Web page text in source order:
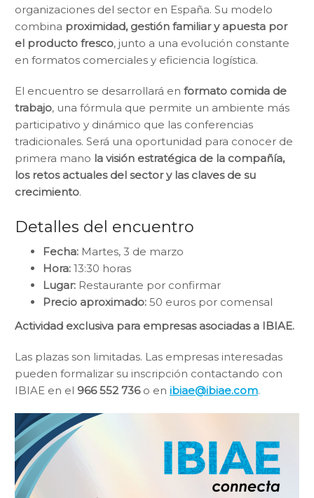
organizaciones del sector en España. Su modelo
combina proximidad, gestión familiar y apuesta por
el producto fresco, junto a una evolución constante
en formatos comerciales y eficiencia logística.
El encuentro se desarrollará en formato comida de
trabajo, una fórmula que permite un ambiente más
participativo y dinámico que las conferencias
tradicionales. Será una oportunidad para conocer de
primera mano la visión estratégica de la compañía,
los retos actuales del sector y las claves de su
crecimiento.
Detalles del encuentro
Fecha: Martes, 3 de marzo
Hora: 13:30 horas
Lugar: Restaurante por confirmar
Precio aproximado: 50 euros por comensal
Actividad exclusiva para empresas asociadas a IBIAE.
Las plazas son limitadas. Las empresas interesadas
pueden formalizar su inscripción contactando con
IBIAE en el 966 552 736o en ibiae@ibiae.com.